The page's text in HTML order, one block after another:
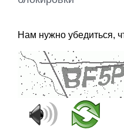
Нам нужно убедиться,